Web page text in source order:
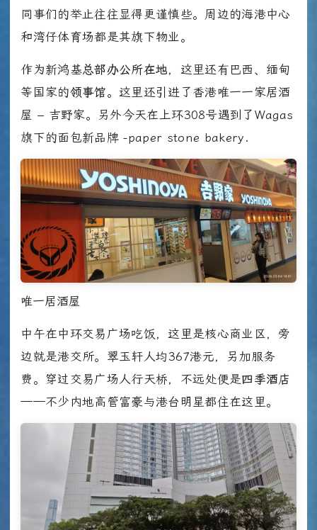
同事们的举止往往显得更谨慎些。周边的海港中心
和湾仔体育场都是其旗下物业。
作为新鸿基总部办公所在地，这里还有巴西、缅甸
等国家的领事馆。这里还引进了香港唯一一家居酒
屋 – 吉野家。另外今天在上环308号遇到了Wagas
旗下的面包新品牌 -paper stone bakery.
唯一居酒屋
中午在中环交易广场吃饭，这里是核心商业区，旁
边就是港交所。翠玉轩人均367港元，另加服务
费。穿过交易广场人行天桥，不远处便是四季酒店
——不少内地高管富豪与港台明星都住在这里。